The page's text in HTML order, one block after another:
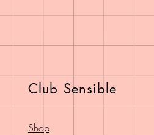
Club Sensible
Shop